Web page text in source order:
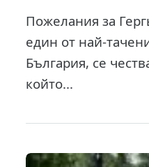
Пожелания за
един от най-
България, се
който...